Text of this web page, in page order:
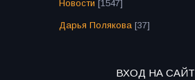
Новости [1547]
Дарья Полякова [37]
ВХОД НА САЙТ